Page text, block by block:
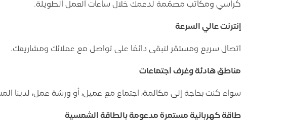
كراسي ومكاتب مصمّمة لدعمك خلال ساعات العمل الطويلة.
إنترنت عالي السرعة
اتصال سريع ومستقر لتبقى دائمًا على تواصل مع عملائك ومشاريعك.
مناطق هادئة وغرف اجتماعات
سواء كنت بحاجة إلى مكالمة، اجتماع مع عميل، أو ورشة عمل، لدينا
طاقة كهربائية مستمرة مدعومة بالطاقة الشمسية